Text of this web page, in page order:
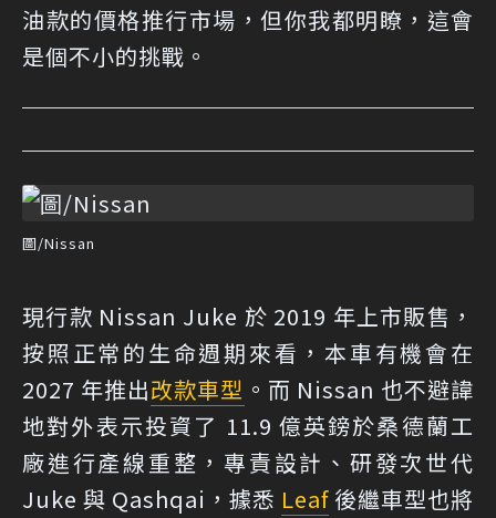
油款的價格推行市場，但你我都明瞭，這會
是個不小的挑戰。
圖/Nissan
現行款 Nissan Juke 於 2019 年上市販售，
按照正常的生命週期來看，本車有機會在
2027 年推出改款車型 。而 Nissan 也不避諱
地對外表示投資了 11.9 億英鎊於桑德蘭工
廠進行產線重整，專責設計、研發次世代
Juke 與 Qashqai，據悉 Leaf 後繼車型也將